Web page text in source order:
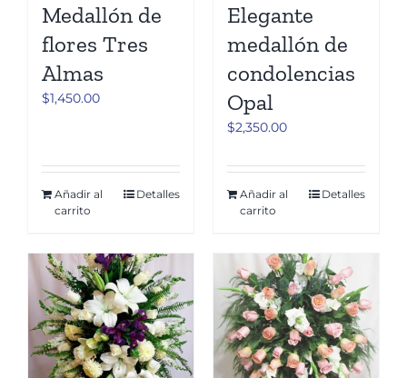
Mensajes
Medallón de
flores Tres
Almas
$1,450.00
Añadir al
carrito
Detalles
Elegante
medallón de
condolencias
Opal
$2,350.00
Añadir al
carrito
Detalles